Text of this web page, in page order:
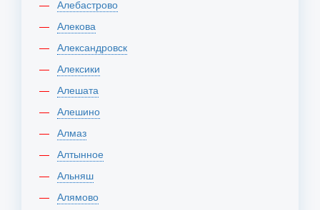
Алебастрово
Алекова
Александровск
Алексики
Алешата
Алешино
Алмаз
Алтынное
Альняш
Алямово